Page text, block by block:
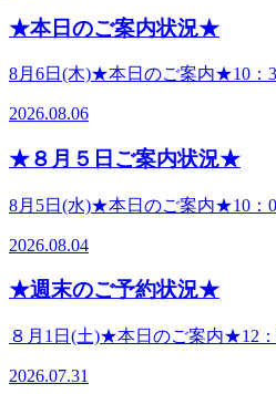
午前中～夕方のお時間帯がご案
す。事前にご予約をしていただ
------- こんにちは。リラクジョイ
ここ最近の湿度と暑さで何とな
75％を超えると不快と感じる方
ドライ機能や除湿機で湿度を下
た感じが軽減できます。【快適
出時の対策🍧首元を冷やす、ゆ
射日光に当たらないようにする
康へ♪皆様のご予約、ご来店お
★本日のご案内状況★
8月6日(木)★本日のご案内★10：
お客様へお知らせペアで同時で
夕方のお時間帯がご案内しやす
にご予約をしていただくと、確
にちは。リラクジョイナステラ
いていますね💦仕事疲れ.お出か
様々なお疲れに対応することが
することはもちろんですが、特
る方に合わせた施術の用意があ
辛い、毎日手を酷使している、
施すことも可能です！お客様の
2026.08.06
★８月５日ご案内状況★
8月5日(水)★本日のご案内★10：
お客様へお知らせペアで同時で
夕方のお時間帯がご案内しやす
にご予約をしていただくと、確
にちは。リラクジョイナステラ
いていますが、気温の低い日も
2026.08.04
★週末のご予約状況★
８月1日(土)★本日のご案内★12
～６０分コースご案内可能です。
2026.07.31